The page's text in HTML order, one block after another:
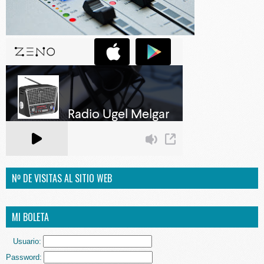
Nº DE VISITAS AL SITIO WEB
MI BOLETA
Usuario:
Password: